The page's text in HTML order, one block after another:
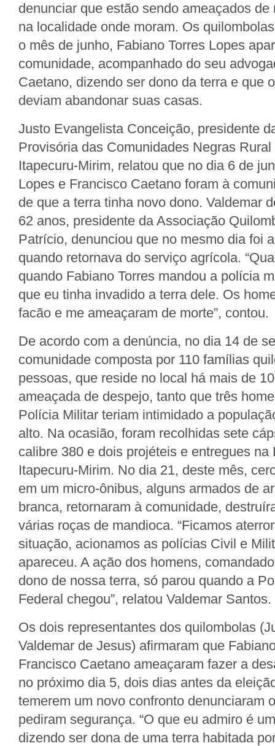
denunciar que estão sendo ameaçados de
na localidade onde moram. Os
o mês de junho, Fabiano Torres Lopes
comunidade, acompanhado do seu
Caetano, dizendo ser dono da terra e que
deviam abandonar suas casas.
Justo Evangelista Conceição, presidente
Provisória das Comunidades Negras
Itapecuru-Mirim, relatou que no dia 6 de
Lopes e Francisco Caetano foram à
de que a terra tinha novo dono. Valdemar
62 anos, presidente da Associação
Patrício, denunciou que no mesmo dia foi
quando retornava do serviço agrícola.
quando Fabiano Torres mandou a polícia
que eu tinha invadido a terra dele. Os
facão e me ameaçaram de morte”, contou.
De acordo com a denúncia, no dia 14 de
comunidade composta por 110 famílias
pessoas, que reside no local há mais de
ameaçada de despejo, tanto que três
Polícia Militar teriam intimidado a
alto. Na ocasião, foram recolhidas sete
calibre 380 e dois projéteis e entregues na
Itapecuru-Mirim. No dia 21, deste mês,
em um micro-ônibus, alguns armados de
branca, retornaram à comunidade,
várias roças de mandioca. “Ficamos
situação, acionamos as polícias Civil e
apareceu. A ação dos homens,
dono de nossa terra, só parou quando a
Federal chegou”, relatou Valdemar Santos.
Os dois representantes dos quilombolas
Valdemar de Jesus) afirmaram que
Francisco Caetano ameaçaram fazer a
no próximo dia 5, dois dias antes da
temerem um novo confronto denunciaram
pediram segurança. “O que eu admiro é
dizendo ser dona de uma terra habitada